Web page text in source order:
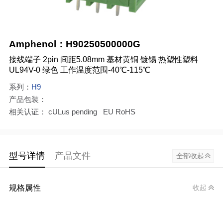
Amphenol：H90250500000G
接线端子 2pin 间距5.08mm 基材黄铜 镀锡 热塑性塑料
UL94V-0 绿色 工作温度范围-40℃-115℃
系列： H9
产品包装：
相关认证： cULus pending EU RoHS
型号详情 产品文件 全部收起
规格属性 收起